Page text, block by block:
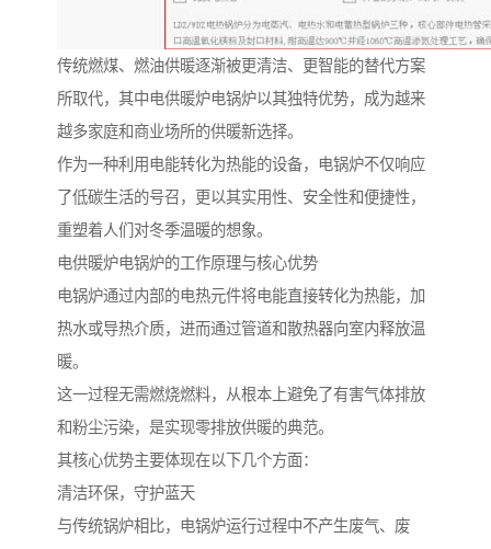
传统燃煤、燃油供暖逐渐被更清洁、更智能的替代方案
所取代，其中电供暖炉电锅炉以其独特优势，成为越来
越多家庭和商业场所的供暖新选择。
作为一种利用电能转化为热能的设备，电锅炉不仅响应
了低碳生活的号召，更以其实用性、安全性和便捷性，
重塑着人们对冬季温暖的想象。
电供暖炉电锅炉的工作原理与核心优势
电锅炉通过内部的电热元件将电能直接转化为热能，加
热水或导热介质，进而通过管道和散热器向室内释放温
暖。
这一过程无需燃烧燃料，从根本上避免了有害气体排放
和粉尘污染，是实现零排放供暖的典范。
其核心优势主要体现在以下几个方面：
清洁环保，守护蓝天
与传统锅炉相比，电锅炉运行过程中不产生废气、废